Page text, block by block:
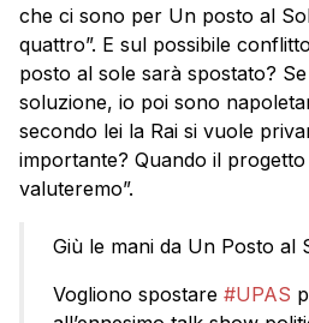
che ci sono per Un posto al
quattro”. E sul possibile
posto al sole sarà spostato?
soluzione, io poi sono
secondo lei la Rai si vuole
importante? Quando il
valuteremo”.
Giù le mani da Un Posto al
Vogliono spostare #UPAS